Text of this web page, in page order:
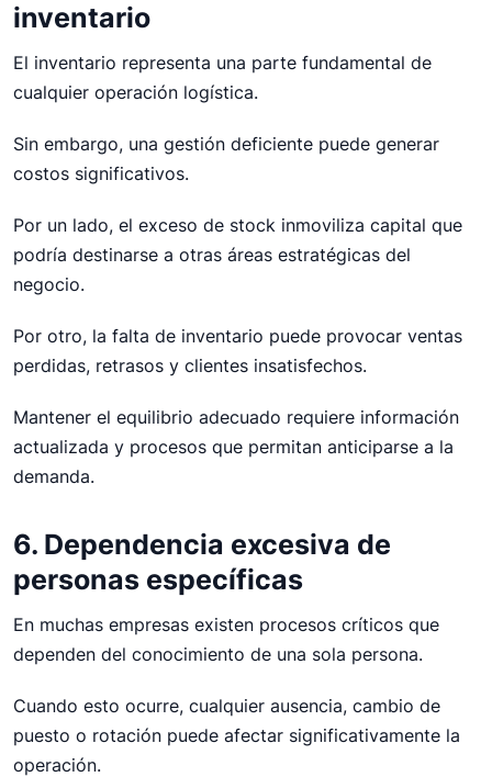
inventario
El inventario representa una parte fundamental de
cualquier operación logística.
Sin embargo, una gestión deficiente puede generar
costos significativos.
Por un lado, el exceso de stock inmoviliza capital que
podría destinarse a otras áreas estratégicas del
negocio.
Por otro, la falta de inventario puede provocar ventas
perdidas, retrasos y clientes insatisfechos.
Mantener el equilibrio adecuado requiere información
actualizada y procesos que permitan anticiparse a la
demanda.
6. Dependencia excesiva de
personas específicas
En muchas empresas existen procesos críticos que
dependen del conocimiento de una sola persona.
Cuando esto ocurre, cualquier ausencia, cambio de
puesto o rotación puede afectar significativamente la
operación.